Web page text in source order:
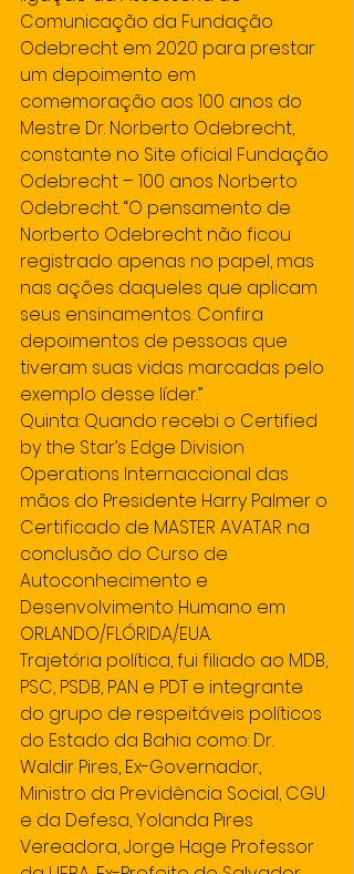
Comunicação da Fundação
Odebrecht em 2020 para prestar
um depoimento em
comemoração aos 100 anos do
Mestre Dr. Norberto Odebrecht,
constante no Site oficial Fundação
Odebrecht – 100 anos Norberto
Odebrecht. “O pensamento de
Norberto Odebrecht não ficou
registrado apenas no papel, mas
nas ações daqueles que aplicam
seus ensinamentos. Confira
depoimentos de pessoas que
tiveram suas vidas marcadas pelo
exemplo desse líder.”
Quinta: Quando recebi o Certified
by the Star’s Edge Division
Operations Internaccional das
mãos do Presidente Harry Palmer o
Certificado de MASTER AVATAR na
conclusão do Curso de
Autoconhecimento e
Desenvolvimento Humano em
ORLANDO/FLÓRIDA/EUA.
Trajetória política, fui filiado ao MDB,
PSC, PSDB, PAN e PDT e integrante
do grupo de respeitáveis políticos
do Estado da Bahia como: Dr.
Waldir Pires, Ex-Governador,
Ministro da Previdência Social, CGU
e da Defesa, Yolanda Pires
Vereadora, Jorge Hage Professor